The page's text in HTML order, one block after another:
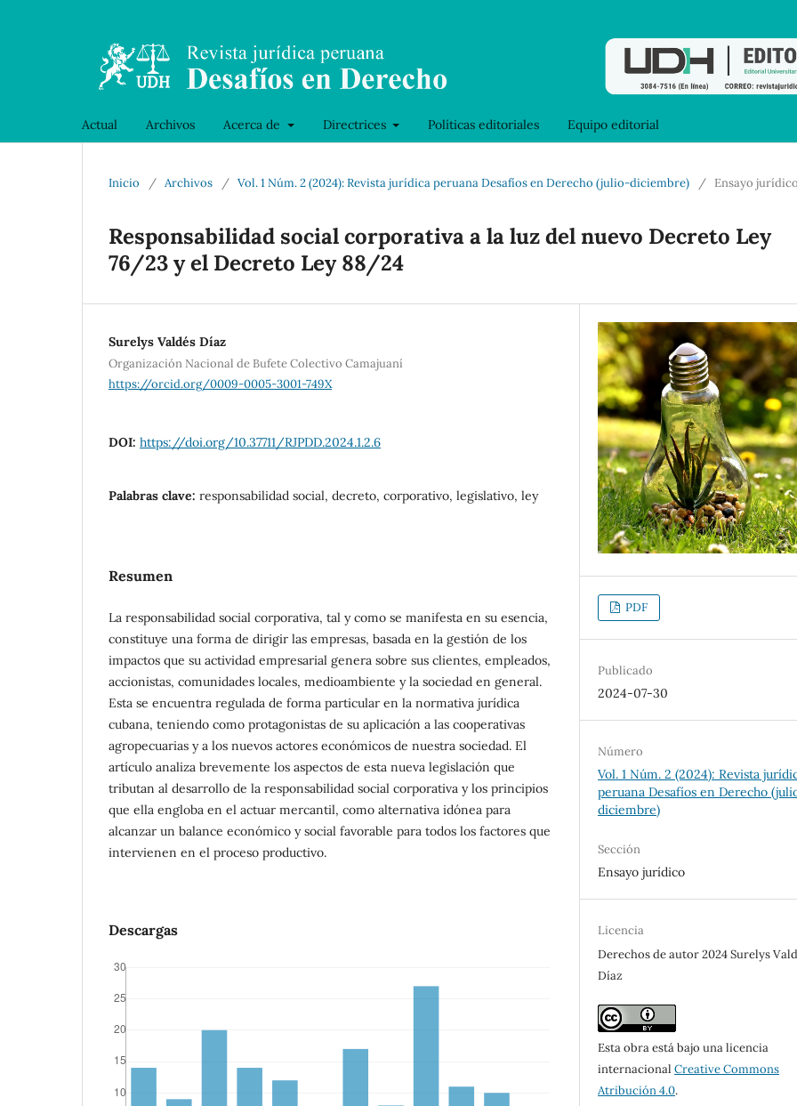
Actual Archivos Acerca de Directrices Políticas editoriales Equipo editorial
Inicio / Archivos / Vol. 1 Núm. 2 (2024): Revista jurídica peruana Desafíos en Derecho (julio-diciembre) / Ensayo jurídico
Responsabilidad social corporativa a la luz del nuevo Decreto Ley
76/23 y el Decreto Ley 88/24
Surelys Valdés Díaz
Organización Nacional de Bufete Colectivo Camajuaní
https://orcid.org/0009-0005-3001-749X
DOI: https://doi.org/10.37711/RJPDD.2024.1.2.6
Palabras clave: responsabilidad social, decreto, corporativo, legislativo, ley
Resumen
La responsabilidad social corporativa, tal y como se manifesta en su esencia,
constituye una forma de dirigir las empresas, basada en la gestión de los
impactos que su actividad empresarial genera sobre sus clientes, empleados,
accionistas, comunidades locales, medioambiente y la sociedad en general.
Esta se encuentra regulada de forma particular en la normativa jurídica
cubana, teniendo como protagonistas de su aplicación a las cooperativas
agropecuarias y a los nuevos actores económicos de nuestra sociedad. El
artículo analiza brevemente los aspectos de esta nueva legislación que
tributan al desarrollo de la responsabilidad social corporativa y los principios
que ella engloba en el actuar mercantil, como alternativa idónea para
alcanzar un balance económico y social favorable para todos los factores que
intervienen en el proceso productivo.
Descargas
PDF
Publicado
2024-07-30
Número
Vol. 1 Núm. 2 (2024): Revista
peruana Desafíos en Derecho
diciembre)
Sección
Ensayo jurídico
Licencia
Derechos de autor 2024 Surelys
Díaz
Esta obra está bajo una licencia
internacionalCreative Commons
Atribución 4.0.